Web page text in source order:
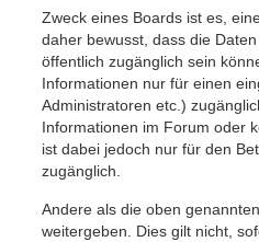
Zweck eines Boards ist es,
daher bewusst, dass die
öffentlich zugänglich sein
Informationen nur für einen
Administratoren etc.)
Informationen im Forum oder
ist dabei jedoch nur für den
zugänglich.
Andere als die oben
weitergeben. Dies gilt nicht,